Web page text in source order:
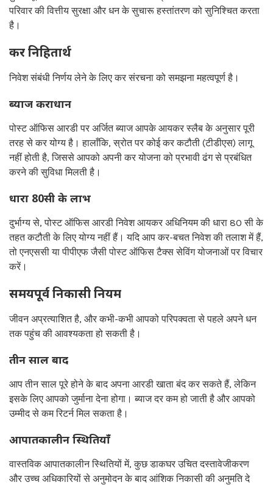
परिवार की वित्तीय सुरक्षा और धन के सुचारू हस्तांतरण को सुनिश्चित करता
है।
कर निहितार्थ
निवेश संबंधी निर्णय लेने के लिए कर संरचना को समझना महत्वपूर्ण है।
ब्याज कराधान
पोस्ट ऑफिस आरडी पर अर्जित ब्याज आपके आयकर स्लैब के अनुसार पूरी
तरह से कर योग्य है। हालाँकि, स्रोत पर कोई कर कटौती (टीडीएस) लागू
नहीं होती है, जिससे आपको अपनी कर योजना को प्रभावी ढंग से प्रबंधित
करने की सुविधा मिलती है।
धारा 80सी के लाभ
दुर्भाग्य से, पोस्ट ऑफिस आरडी निवेश आयकर अधिनियम की धारा 80 सी के
तहत कटौती के लिए योग्य नहीं हैं। यदि आप कर-बचत निवेश की तलाश में हैं,
तो एनएससी या पीपीएफ जैसी पोस्ट ऑफिस टैक्स सेविंग योजनाओं पर विचार
करें।
समयपूर्व निकासी नियम
जीवन अप्रत्याशित है, और कभी-कभी आपको परिपक्वता से पहले अपने धन
तक पहुंच की आवश्यकता हो सकती है।
तीन साल बाद
आप तीन साल पूरे होने के बाद अपना आरडी खाता बंद कर सकते हैं, लेकिन
इसके लिए आपको जुर्माना देना होगा। ब्याज दर कम हो जाती है और आपको
उम्मीद से कम रिटर्न मिल सकता है।
आपातकालीन स्थितियाँ
वास्तविक आपातकालीन स्थितियों में, कुछ डाकघर उचित दस्तावेजीकरण
और उच्च अधिकारियों से अनुमोदन के बाद आंशिक निकासी की अनुमति दे